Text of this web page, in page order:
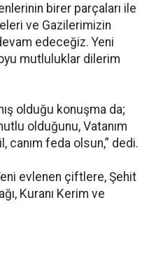
birer parçaları ile
ve Gazilerimizin
edeceğiz. Yeni
mutluluklar dilerim
olduğu konuşma da;
olduğunu, Vatanım
canım feda olsun,” dedi.
evlenen çiftlere, Şehit
Kuranı Kerim ve